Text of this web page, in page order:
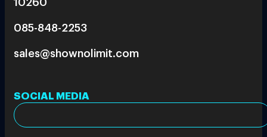
085-848-2253
sales@shownolimit.com
SOCIAL MEDIA